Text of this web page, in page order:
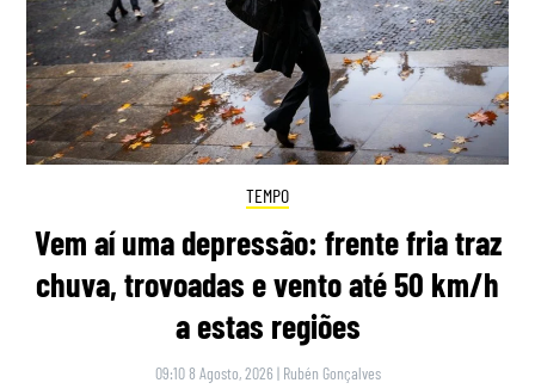
TEMPO
Vem aí uma depressão: frente fria traz
chuva, trovoadas e vento até 50 km/h
a estas regiões
09:10 8 Agosto, 2026 | Rubén Gonçalves